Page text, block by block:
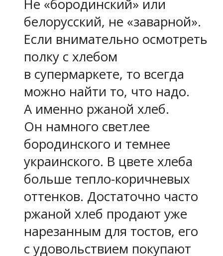
Не «бородинский» или
белорусский, не «заварной».
Если внимательно осмотреть
полку с хлебом
в супермаркете, то всегда
можно найти то, что надо.
А именно ржаной хлеб.
Он намного светлее
бородинского и темнее
украинского. В цвете хлеба
больше тепло-коричневых
оттенков. Достаточно часто
ржаной хлеб продают уже
нарезанным для тостов, его
с удовольствием покупают